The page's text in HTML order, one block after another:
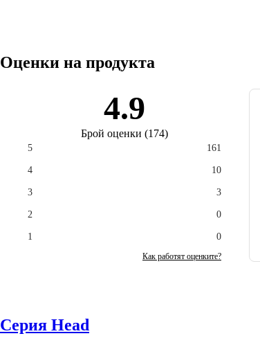
Оценки на продукта
4.9
Брой оценки (174)
5 161
4 10
3 3
2 0
1 0
Как работят оценките?
Серия Head